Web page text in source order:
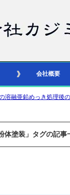
会社概要
溶融亜鉛めっき処理後
体塗装」タグの記事